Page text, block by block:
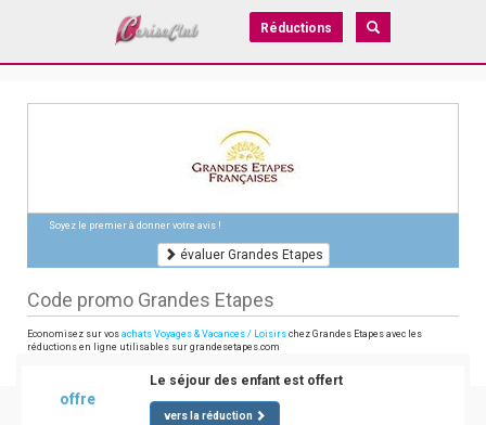
Réductions
Soyez le premier à donner votre avis !
évaluer Grandes Etapes
Code promo Grandes Etapes
Economisez sur vos achats Voyages & Vacances / Loisirs chez Grandes Etapes avec les
réductions en ligne utilisables sur grandesetapes.com
offre
Le séjour des enfant est offert
vers la réduction